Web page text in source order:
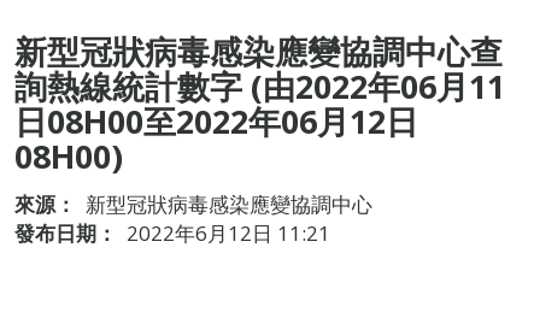
新型冠狀病毒感染應變協調中心查
詢熱線統計數字 (由2022年06月11
日08H00至2022年06月12日
08H00)
來源：
新型冠狀病毒感染應變協調中心
發布日期：
2022年6月12日 11:21